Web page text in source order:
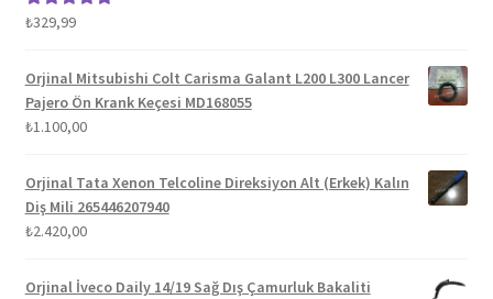
5 üzerinden
₺329,99
Orjinal Mitsubishi Colt Carisma Galant L200 L300 Lancer
Pajero Ön Krank Keçesi MD168055
₺1.100,00
Orjinal Tata Xenon Telcoline Direksiyon Alt (Erkek) Kalın
Diş Mili 265446207940
₺2.420,00
Orjinal İveco Daily 14/19 Sağ Dış Çamurluk Bakaliti